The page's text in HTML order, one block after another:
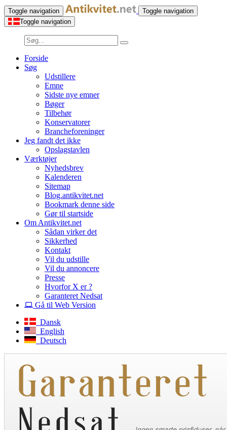
Toggle navigation
Toggle navigation
Toggle navigation
Forside
Søg
Udstillere
Emne
Sidste nye emner
Bøger
Tilbehør
Konservatorer
Brancheforeninger
Jeg fandt det ikke
Opslagstavlen
Værktøjer
Nyhedsbrev
Kalenderen
Sitemap
Blog.antikvitet.net
Bookmark denne side
Gør til startside
Om Antikvitet.net
Sådan virker det
Sikkerhed
Kontakt
Vil du udstille
Vil du annoncere
Presse
Hvorfor X er ?
Garanteret Nedsat
Gå til Web Version
Dansk
English
Deutsch